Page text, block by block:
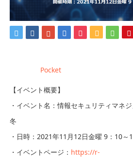
Pocket
【イベント概要】
・イベント名：情報セキュリティマネ
冬
・日時：2021年11月12日金曜 9：10～
・イベントページ： https://r-